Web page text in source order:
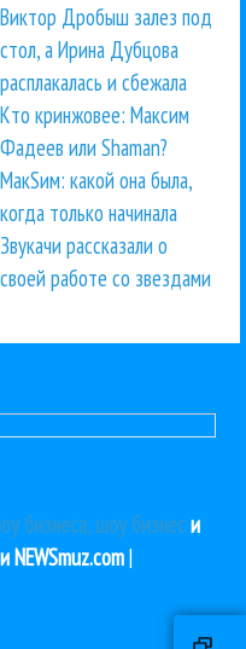
Виктор Дробыш залез под
стол, а Ирина Дубцова
расплакалась и сбежала
Кто кринжовее: Максим
Фадеев или Shaman?
МакSим: какой она была,
когда только начинала
Звукачи рассказали о
своей работе со звездами
бизнеса, шоу бизнеси
|